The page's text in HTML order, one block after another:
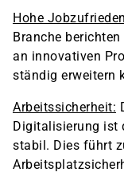
Hohe
Branche
an innovativen
ständig erweitern
Arbeitssicherheit:
Digitalisierung ist
stabil. Dies führt